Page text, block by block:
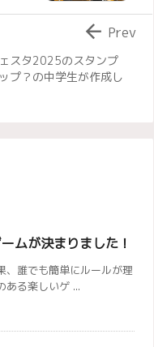
スタ2025のスタンプ
プ？の中学生が作成し
 Prev
ムが決まりました！
、誰でも簡単にルールが理
ある楽しいゲ ...